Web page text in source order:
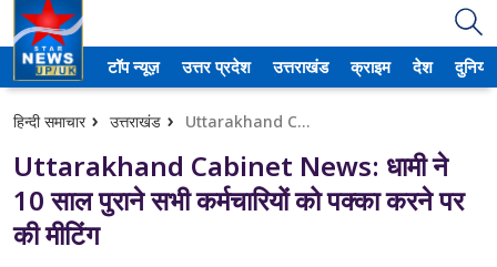
टॉप न्यूज़ उत्तर प्रदेश उत्तराखंड क्राइम देश दुनिया
हिन्दी समाचार उत्तराखंड Uttarakhand Cabinet News: धामी ने 10 साल पुराने सभी कर्मचारियों को पक्का करने पर की मीटिंग
Uttarakhand Cabinet News: धामी ने
10 साल पुराने सभी कर्मचारियों को पक्का करने पर
की मीटिंग
उत्तर प्रदेश
आगरा
कानपुर